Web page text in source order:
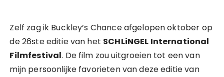
Zelf zag ik Buckley’s Chance afgelopen oktober op
de 26ste editie van het SCHLiNGEL International
Filmfestival. De film zou uitgroeien tot een van
mijn persoonlijke favorieten van deze editie van